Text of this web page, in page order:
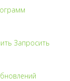
Запросить